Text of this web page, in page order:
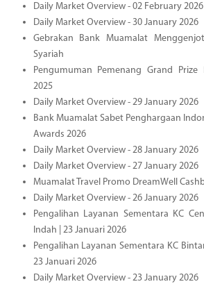
Daily Market Overview - 02 February 2026
Daily Market Overview - 30 January 2026
Gebrakan Bank Muamalat
Syariah
Pengumuman Pemenang Grand
2025
Daily Market Overview - 29 January 2026
Bank Muamalat Sabet Penghargaan
Awards 2026
Daily Market Overview - 28 January 2026
Daily Market Overview - 27 January 2026
Muamalat Travel Promo DreamWell
Daily Market Overview - 26 January 2026
Pengalihan Layanan Sementara KC
Indah | 23 Januari 2026
Pengalihan Layanan Sementara KC
23 Januari 2026
Daily Market Overview - 23 January 2026